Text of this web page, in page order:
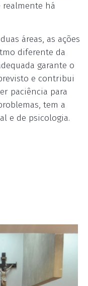
realmente há
áreas, as ações
diferente da
garante o
e contribui
paciência para
tem a
e de psicologia.